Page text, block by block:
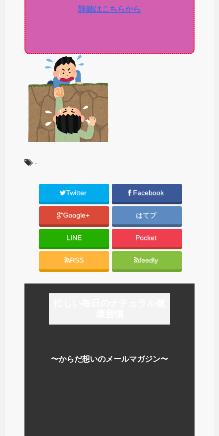
詳細はこちらから
-
Twitter Facebook
Google+ はてブ
LINE Pocket
RSS feedly
〜からだ想いのメールマガジン〜